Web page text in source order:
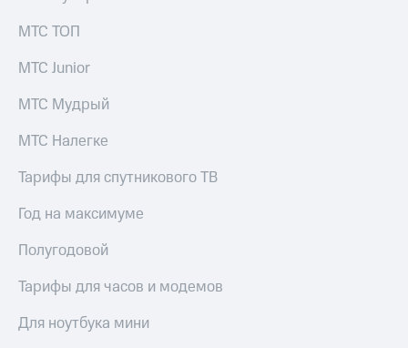
МТС ТОП
МТС Junior
МТС Мудрый
МТС Налегке
Тарифы для спутникового ТВ
Год на максимуме
Полугодовой
Тарифы для часов и модемов
Для ноутбука мини